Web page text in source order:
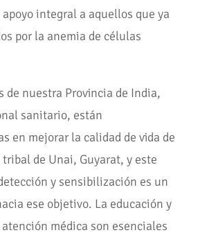
integral a aquellos que ya
por la anemia de células
de nuestra Provincia de India,
sanitario, están
en mejorar la calidad de vida de
de Unai, Guyarat, y este
y sensibilización es un
ese objetivo. La educación y
médica son esenciales